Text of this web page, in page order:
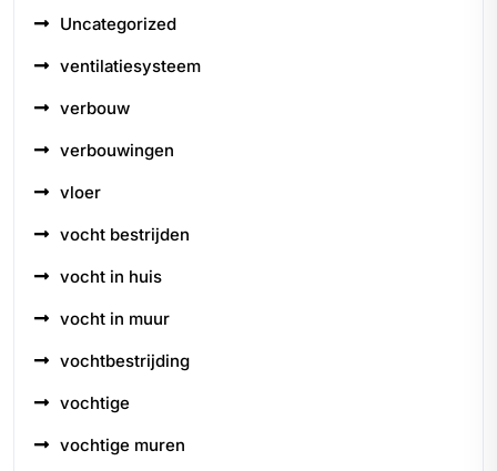
Uncategorized
ventilatiesysteem
verbouw
verbouwingen
vloer
vocht bestrijden
vocht in huis
vocht in muur
vochtbestrijding
vochtige
vochtige muren